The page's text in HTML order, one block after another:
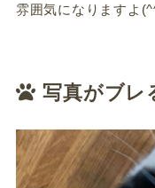
雰囲気になりますよ
写真がブレ